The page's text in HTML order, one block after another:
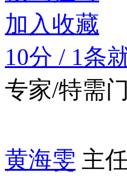
加入收藏
10分 / 1条
专家/特需
黄海雯 主